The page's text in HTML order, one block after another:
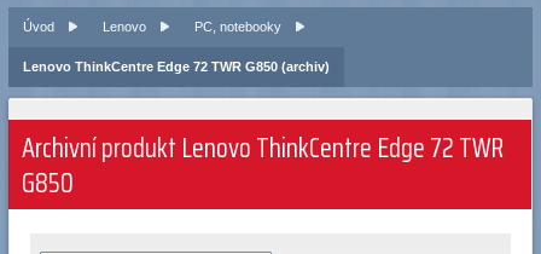
Úvod Lenovo PC, notebooky
Lenovo ThinkCentre Edge 72 TWR G850 (archiv)
Archivní produkt Lenovo ThinkCentre Edge 72 TWR
G850